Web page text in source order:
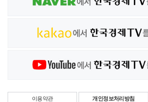
이용약관 개인정보처리방침